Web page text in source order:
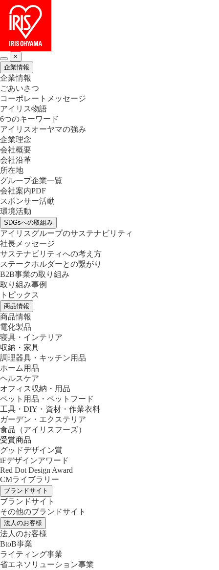
×
企業情報
企業情報
ごあいさつ
コーポレートメッセージ
アイリス物語
6つのキーワード
アイリスオーヤマの強み
企業理念
会社概要
会社沿革
所在地
グループ企業一覧
会社案内PDF
スポンサー活動
環境活動
SDGsへの取組み
アイリスグループのサステナビリティ
社長メッセージ
サステナビリティへの考え方
ステークホルダーとの繋がり
B2B事業の取り組み
取り組み事例
トピックス
商品情報
商品情報
電化製品
寝具・インテリア
収納・家具
調理器具・キッチン用品
ホーム用品
ヘルスケア
オフィス収納・用品
ペット用品・ペットフード
工具・DIY・資材・作業衣料
ガーデン・エクステリア
食品 （アイリスフーズ）
受賞商品
グッドデザイン賞
iFデザインアワード
Red Dot Design Award
CMライブラリー
ブランドサイト
ブランドサイト
その他のブランドサイト
法人のお客様
法人のお客様
BtoB事業
ライティング事業
省エネソリューション事業